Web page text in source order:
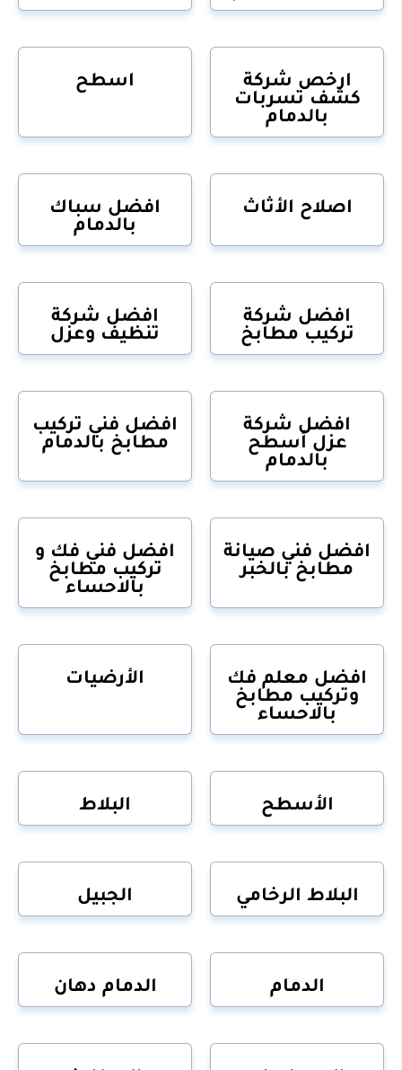
ارخص شركة
كشف تسربات
بالدمام
اسطح
اصلاح الأثاث
افضل سباك
بالدمام
افضل شركة
تركيب مطابخ
افضل شركة
تنظيف وعزل
افضل شركة
عزل أسطح
بالدمام
افضل فني تركيب
مطابخ بالدمام
افضل فني صيانة
مطابخ بالخبر
افضل فني فك و
تركيب مطابخ
بالاحساء
افضل معلم فك
وتركيب مطابخ
بالاحساء
الأرضيات
الأسطح البلاط
البلاط الرخامي الجبيل
الدمام الدمام دهان